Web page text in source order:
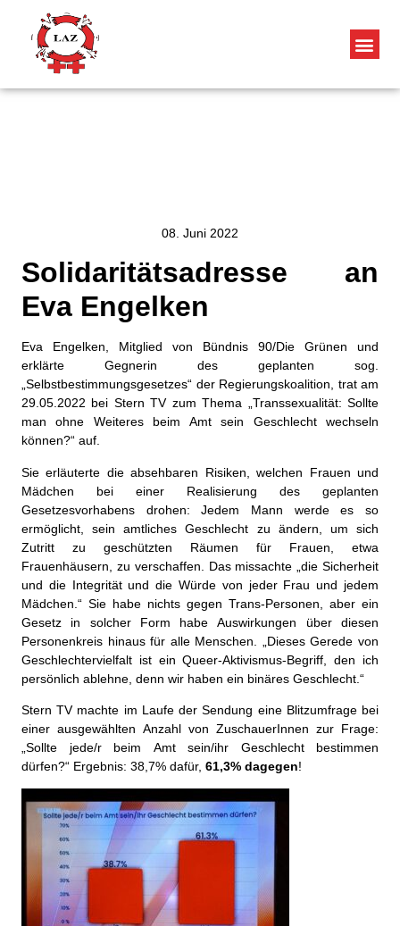
08. Juni 2022
Solidaritätsadresse an
Eva Engelken
Eva Engelken, Mitglied von Bündnis 90/Die Grünen und
erklärte Gegnerin des geplanten sog.
„Selbstbestimmungsgesetzes“ der Regierungskoalition, trat am
29.05.2022 bei Stern TV zum Thema „Transsexualität: Sollte
man ohne Weiteres beim Amt sein Geschlecht wechseln
können?“ auf.
Sie erläuterte die absehbaren Risiken, welchen Frauen und
Mädchen bei einer Realisierung des geplanten
Gesetzesvorhabens drohen: Jedem Mann werde es so
ermöglicht, sein amtliches Geschlecht zu ändern, um sich
Zutritt zu geschützten Räumen für Frauen, etwa
Frauenhäusern, zu verschaffen. Das missachte „die Sicherheit
und die Integrität und die Würde von jeder Frau und jedem
Mädchen.“ Sie habe nichts gegen Trans-Personen, aber ein
Gesetz in solcher Form habe Auswirkungen über diesen
Personenkreis hinaus für alle Menschen. „Dieses Gerede von
Geschlechtervielfalt ist ein Queer-Aktivismus-Begriff, den ich
persönlich ablehne, denn wir haben ein binäres Geschlecht.“
Stern TV machte im Laufe der Sendung eine Blitzumfrage bei
einer ausgewählten Anzahl von ZuschauerInnen zur Frage:
„Sollte jede/r beim Amt sein/ihr Geschlecht bestimmen
dürfen?“ Ergebnis: 38,7% dafür, 61,3% dagegen!